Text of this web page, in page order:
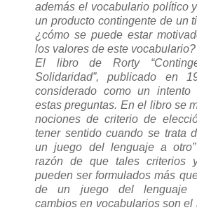
además el vocabulario político
un producto contingente de un
¿cómo se puede estar
los valores de este vocabulario?
El libro de Rorty
Solidaridad”, publicado en
considerado como un
estas preguntas. En el libro se
nociones de criterio de
tener sentido cuando se trata
un juego del lenguaje a
razón de que tales criterios
pueden ser formulados más
de un juego del lenguaje
cambios en vocabularios son el